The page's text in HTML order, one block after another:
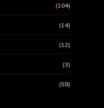
(104)
(14)
(12)
(3)
(58)